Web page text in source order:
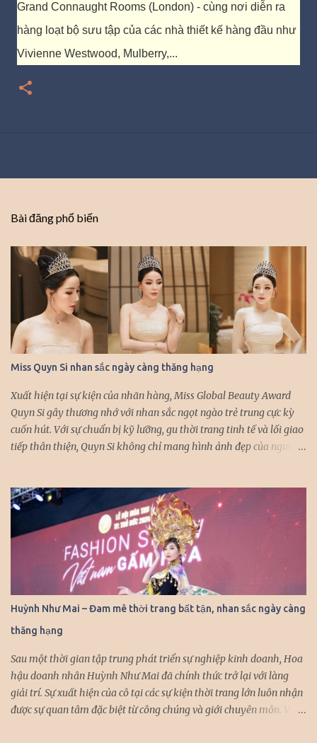
Grand Connaught Rooms (London) - cùng nơi diễn ra
hàng loạt bộ sưu tập của các nhà thiết kế hàng đầu như
Vivienne Westwood, Mulberry,...
Bài đăng phổ biến
Miss Quyn Si nhan sắc ngày càng thăng hạng
Xuất hiện tại sự kiện của nhãn hàng, Miss Global Beauty Award
Quyn Si gây thương nhớ với nhan sắc ngọt ngào trẻ trung cực kỳ
cuốn hút. Với sự chuẩn bị kỹ lưỡng, gu thời trang tinh tế và lối giao
tiếp thân thiện, Quyn Si không chỉ mang hình ảnh đẹp của người
Si mong muốn không chỉ mang đến khán giả những hình ảnh xinh
đẹp tại sự kiện, mà cô còn mong muốn giới thiệu, quảng bá cho
bạn bè thế giới những hình ảnh ấn tượng của đất nước, con người
Việt Nam. Với khả năng tiếng anh lưu loát, Quyn Si luôn được bắt
gặp với hình ảnh rạng rỡ, giao tiếp tự nhiên với những nhân vật
mà người đẹp có dịp hội ngộ trong các sự kiện quốc tế. Quyn Si
được nhận xét ngày càng thăng hạng nhan sắc, cô nhận được sự
quan tâm của công chúng và truyền thông mỗi khi xuất hiện.
Nàng hậu chọn váy khoe vai trần gợi cảm, bó sát tôn đường cong
cuốn hút. Cô khéo léo kết hợp trang sức...
Huỳnh Như Mai – Đam mê thời trang bất tận, nhan sắc ngày càng
thăng hạng
Sau một thời gian tập trung phát triển sự nghiệp kinh doanh, Hoa
hậu doanh nhân Huỳnh Như Mai đã chính thức trở lại với làng
giải trí. Sự xuất hiện của cô tại các sự kiện thời trang lớn luôn nhận
được sự quan tâm đặc biệt từ công chúng và giới chuyên môn. Với